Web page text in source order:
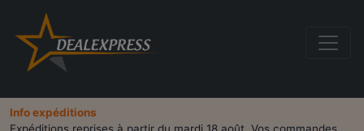
Info expéditions